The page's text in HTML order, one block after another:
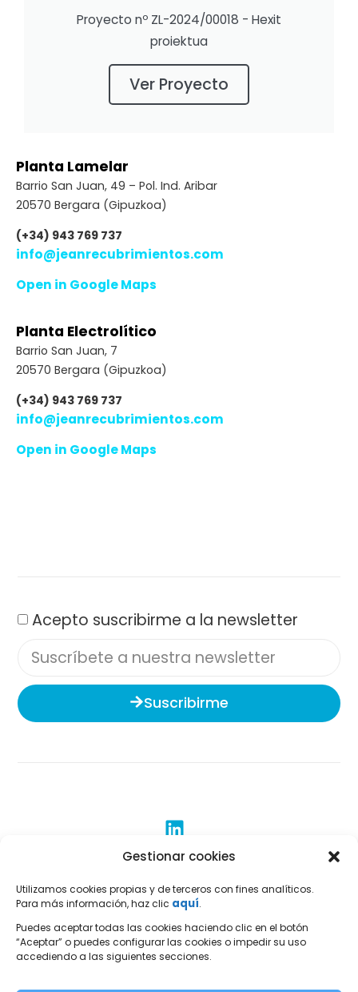
Gestionar cookies
Utilizamos cookies propias y de terceros con fines analíticos.
Para más información, haz clic aquí.
Puedes aceptar todas las cookies haciendo clic en el botón
“Aceptar” o puedes configurar las cookies o impedir su uso
accediendo a las siguientes secciones.
Proyecto nº ZL-2024/00018 - Hexit
proiektua
Ver Proyecto
Planta Lamelar
Barrio San Juan, 49 – Pol. Ind. Aribar
20570 Bergara (Gipuzkoa)
(+34) 943 769 737
info@jeanrecubrimientos.com
Open in Google Maps
Planta Electrolítico
Barrio San Juan, 7
20570 Bergara (Gipuzkoa)
(+34) 943 769 737
info@jeanrecubrimientos.com
Open in Google Maps
Acepto suscribirme a la newsletter
Suscribirme
Menu
Recubrimientos
Quienes Somos